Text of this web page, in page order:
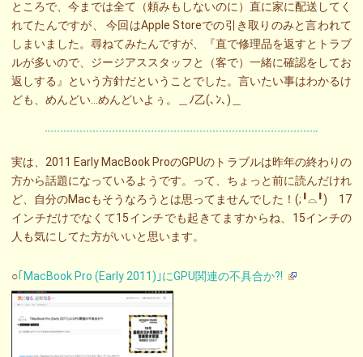
ところで、今までは全て（頼みもしないのに）直に家に配送してく
れてたんですが、 今回はApple Storeでの引き取りのみと言われて
しまいました。尋ねてみたんですが、『直で修理品を返すとトラブ
ルが多いので、ジージアススタッフと（客で）一緒に確認をしてお
返しする』という方針だということでした。言いたい事はわかるけ
ども、めんどい…めんどいよぅ。＿ﾉ乙(､ﾝ､)＿
実は、2011 Early MacBook ProのGPUのトラブルは昨年の終わりの
方から話題になっているようです。って、ちょっと前に読んだけれ
ど、自分のMacもそうなろうとは思ってませんでした！(;╹⌓╹) 17
インチだけでなくて15インチでも起きてますからね、15インチの
人も気にしてた方がいいと思います。
○ ｢MacBook Pro (Early 2011)｣にGPU関連の不具合か?!